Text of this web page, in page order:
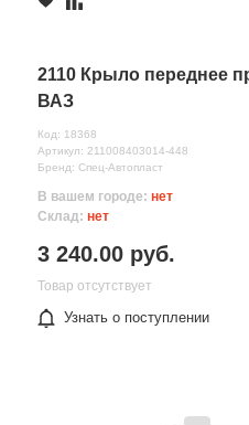
2110 Крыло переднее
ВАЗ
Код: 18368
Артикул: 211008403014-448
Бренд: Спец-Автопласт
В вашем городе: нет
Склад: нет
3 240.00 руб.
Товар отсутствует
Узнать о поступлении